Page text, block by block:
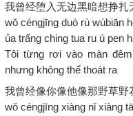
我曾经堕入无边黑暗想挣扎
wǒ céngjīng duò rù wúbiān
ủa trấng ching tua ru ú pen
Tôi từng rơi vào màn
nhưng không thể thoát ra
我曾经像你像他像那野草野
wǒ céngjīng xiàng nǐ xiàng